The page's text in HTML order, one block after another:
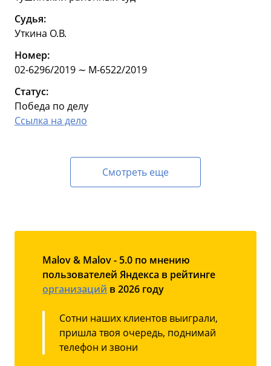
Судья:
Уткина О.В.
Номер:
02-6296/2019 ∼ М-6522/2019
Статус:
Победа по делу
Ссылка на дело
Смотреть еще
Malov & Malov - 5.0 по мнению
пользователей Яндекса в рейтинге
организаций в 2026 году
Сотни наших клиентов выиграли,
пришла твоя очередь, поднимай
телефон и звони